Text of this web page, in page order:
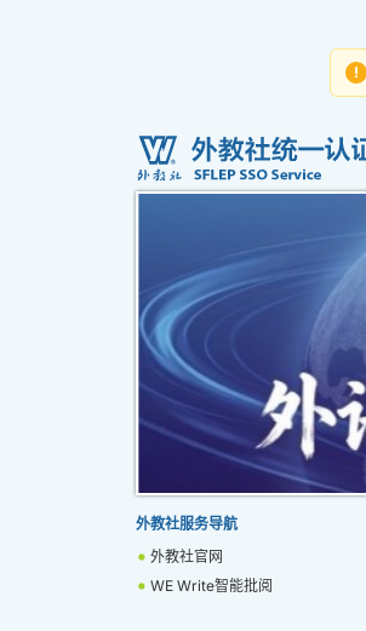
!
外教社服务导航
外教社官网
WE Write智能批阅